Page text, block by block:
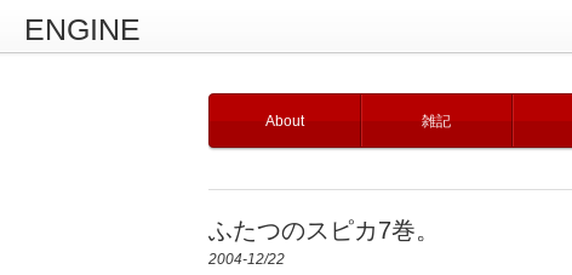
ENGINE
About 雑記
ふたつのスピカ7巻。
2004-12/22